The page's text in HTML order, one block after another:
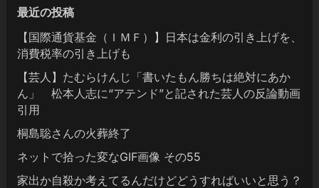
最近の投稿
【国際通貨基金（ＩＭＦ）】日本は金利の引き上げを、
消費税率の引き上げも
【芸人】たむらけんじ「書いたもん勝ちは絶対にあか
ん」 松本人志に“アテンド”と記された芸人の反論動画
引用
桐島聡さんの火葬終了
ネットで拾った変なGIF画像 その55
家出か自殺か考えてるんだけどどうすればいいと思う？